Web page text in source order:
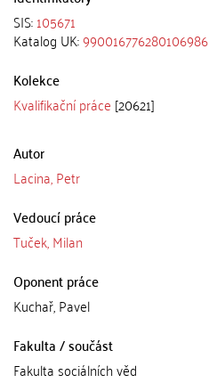
SIS:105671
Katalog UK:990016776280106986
Kolekce
Kvalifikační práce [20621]
Autor
Lacina, Petr
Vedoucí práce
Tuček, Milan
Oponent práce
Kuchař, Pavel
Fakulta / součást
Fakulta sociálních věd